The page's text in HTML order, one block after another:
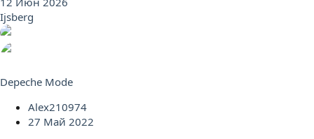
Ijsberg
Depeche Mode
Alex210974
27 Май 2022